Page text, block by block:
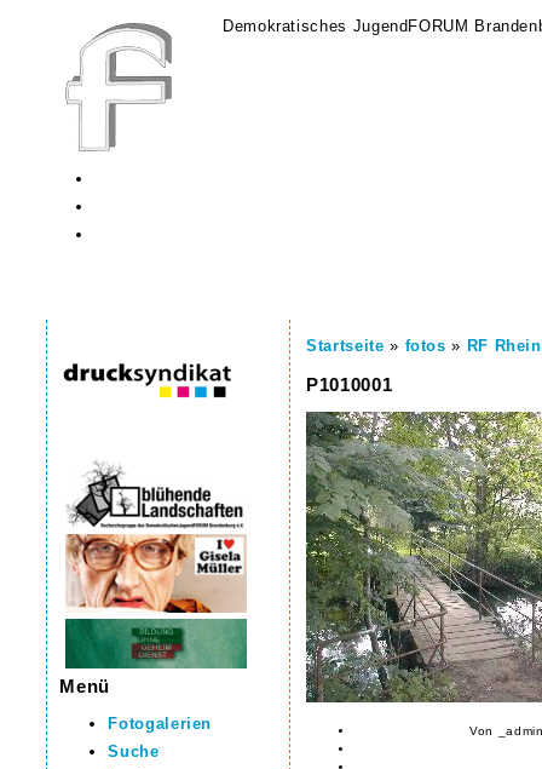
Demokratisches JugendFORUM
Menü
Fotogalerien
Suche
Startseite » fotos » RF
P1010001
Von